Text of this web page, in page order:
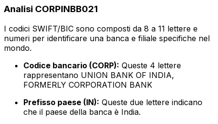
Analisi CORPINBB021
I codici SWIFT/BIC sono composti da 8 a 11 lettere e
numeri per identificare una banca e filiale specifiche nel
mondo.
Codice bancario (CORP): Queste 4 lettere
rappresentano UNION BANK OF INDIA,
FORMERLY CORPORATION BANK
Prefisso paese (IN): Queste due lettere indicano
che il paese della banca è India.